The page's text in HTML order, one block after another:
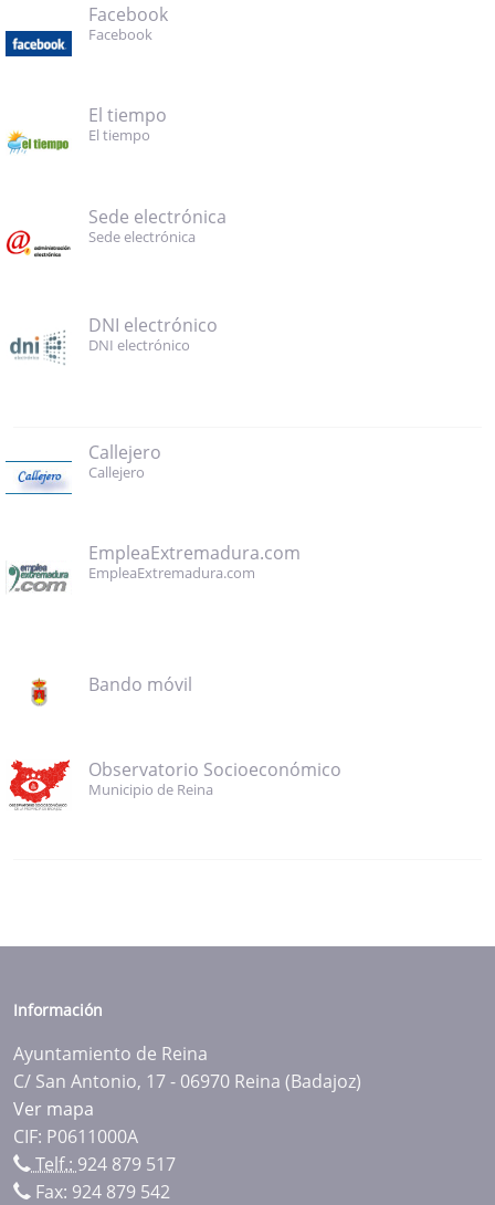
Facebook
Facebook
El tiempo
El tiempo
Sede electrónica
Sede electrónica
DNI electrónico
DNI electrónico
Callejero
Callejero
EmpleaExtremadura.com
EmpleaExtremadura.com
Bando móvil
Observatorio Socioeconómico
Municipio de Reina
Información
Ayuntamiento de Reina
C/ San Antonio, 17 - 06970 Reina (Badajoz)
Ver mapa
CIF: P0611000A
Telf.: 924 879 517
Fax: 924 879 542